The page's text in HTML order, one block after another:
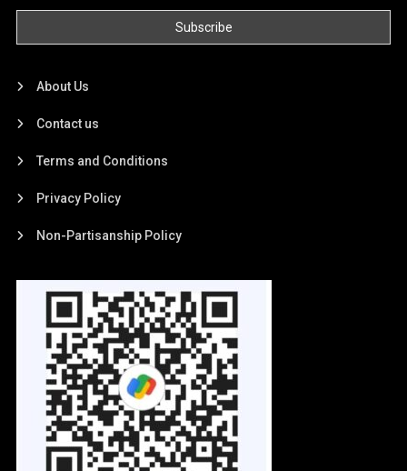
About Us
Contact us
Terms and Conditions
Privacy Policy
Non-Partisanship Policy